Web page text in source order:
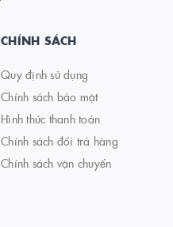
CHÍNH SÁCH
Quy định sử dụng
Chính sách bảo mật
Hình thức thanh toán
Chính sách đổi trả hàng
Chính sách vận chuyển